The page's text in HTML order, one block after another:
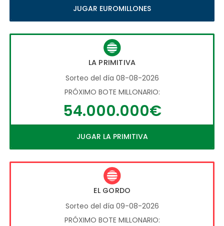
JUGAR EUROMILLONES
LA PRIMITIVA
Sorteo del día 08-08-2026
PRÓXIMO BOTE MILLONARIO:
54.000.000€
JUGAR LA PRIMITIVA
EL GORDO
Sorteo del día 09-08-2026
PRÓXIMO BOTE MILLONARIO: